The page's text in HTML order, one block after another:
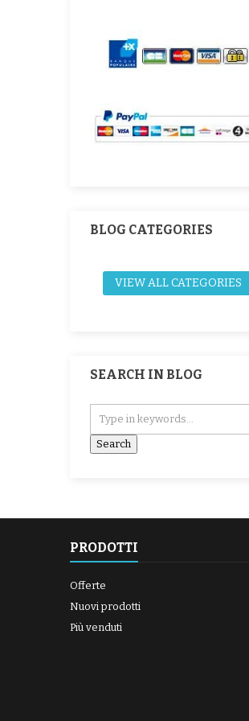
BLOG CATEGORIES
VIEW ALL CATEGORIES
SEARCH IN BLOG
PRODOTTI
Offerte
Nuovi prodotti
Più venduti